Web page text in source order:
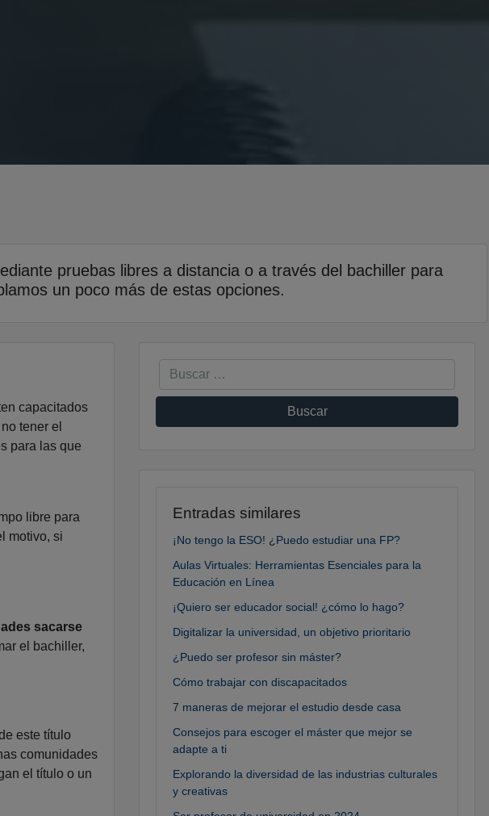
pruebas libres a distancia o a través del bachiller para
un poco más de estas opciones.
capacitados
tener el
para las que
libre para
motivo, si
sacarse
el bachiller,
este título
comunidades
el título o un
Entradas similares
¡No tengo la ESO! ¿Puedo estudiar una FP?
Aulas Virtuales: Herramientas Esenciales para la
Educación en Línea
¡Quiero ser educador social! ¿cómo lo hago?
Digitalizar la universidad, un objetivo prioritario
¿Puedo ser profesor sin máster?
Cómo trabajar con discapacitados
7 maneras de mejorar el estudio desde casa
Consejos para escoger el máster que mejor se
adapte a ti
Explorando la diversidad de las industrias culturales
y creativas